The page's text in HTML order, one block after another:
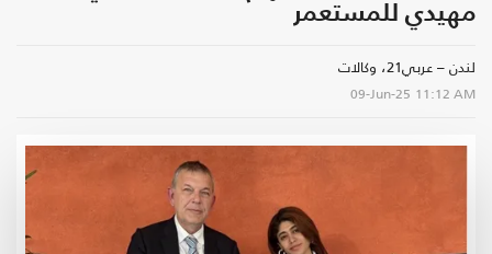
مهيدي للمستعمر
لندن – عربي21، وكالات
09-Jun-25 11:12 AM